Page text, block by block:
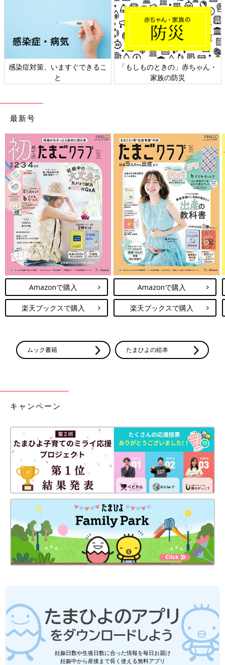
ちゃん・
日本外来小児科学会リーフレッ
六星占術 細木かおり
最新号
Amazonで購入
楽天ブックスで購入
Amazonで購入
楽天ブックスで購入
ムック書籍 たまひよの絵本
キャンペーン
妊娠日数や生後日数に合った情報を毎日お届け
妊娠中から産後まで長く使える無料アプリ